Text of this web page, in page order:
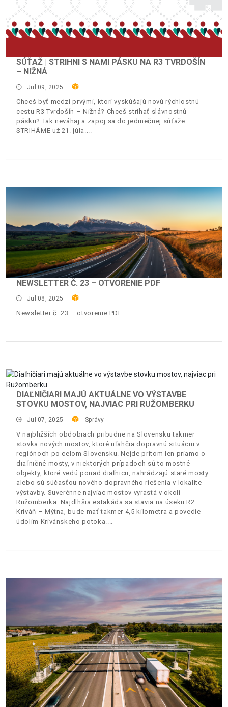
SÚŤAŽ | STRIHNI S NAMI PÁSKU NA R3 TVRDOŠÍN
– NIŽNÁ
Jul 09, 2025
Chceš byť medzi prvými, ktorí vyskúšajú novú rýchlostnú
cestu R3 Tvrdošín – Nižná? Chceš strihať slávnostnú
pásku? Tak neváhaj a zapoj sa do jedinečnej súťaže.
STRIHÁME už 21. júla.
NEWSLETTER Č. 23 – OTVORENIE PDF
Jul 08, 2025
Newsletter č. 23 – otvorenie PDF
DIAĽNIČIARI MAJÚ AKTUÁLNE VO VÝSTAVBE
STOVKU MOSTOV, NAJVIAC PRI RUŽOMBERKU
Jul 07, 2025 Správy
V najbližších obdobiach pribudne na Slovensku takmer
stovka nových mostov, ktoré uľahčia dopravnú situáciu v
regiónoch po celom Slovensku. Nejde pritom len priamo o
diaľničné mosty, v niektorých prípadoch sú to mostné
objekty, ktoré vedú ponad diaľnicu, nahrádzajú staré mosty
alebo sú súčasťou nového dopravného riešenia v lokalite
výstavby. Suverénne najviac mostov vyrastá v okolí
Ružomberka. Najdlhšia estakáda sa stavia na úseku R2
Kriváň – Mýtna, bude mať takmer 4,5 kilometra a povedie
údolím Krivánskeho potoka.